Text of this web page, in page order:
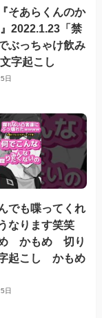
そあらくんのか
2022.1.23「禁
ぶっちゃけ飲み
字起こし
日
でも喋ってくれ
なります笑笑
め かもめ 切り
起こし かもめ
日